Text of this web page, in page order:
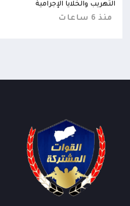
التهريب والخلايا الإجرامية
منذ 6 ساعات